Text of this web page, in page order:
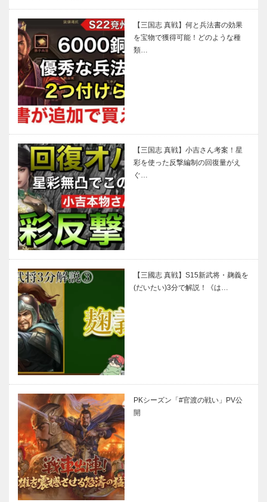
【三国志 真戦】何と兵法書の効果
を宝物で獲得可能！どのような種
類…
【三国志 真戦】小吉さん考案！星
彩を使った反撃編制の回復量がえ
ぐ…
【三國志 真戦】S15新武将・麹義を
(だいたい)3分で解説！《は…
PKシーズン「#官渡の戦い」PV公
開